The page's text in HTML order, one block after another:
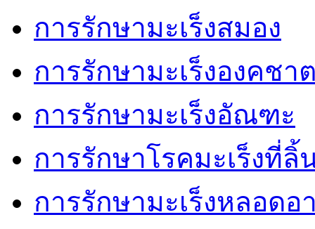
การรักษามะเร็งสมอง
การรักษามะเร็งองคชา
การรักษามะเร็งอัณฑะ
การรักษาโรคมะเร็งที่ลิ้
การรักษามะเร็งหลอดอ